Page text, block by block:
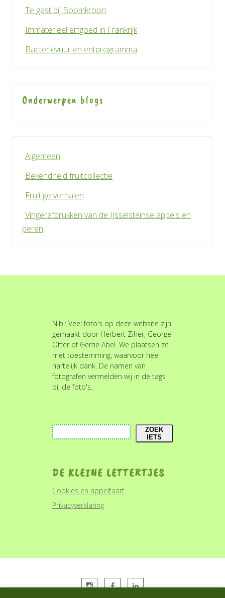
Te gast bij Boomkroon
Immaterieel erfgoed in Frankrijk
Bacterievuur en entprogramma
Onderwerpen blogs
Algemeen
Bekendheid fruitcollectie
Fruitige verhalen
Vingerafdrukken van de IJsselsteinse appels en
peren
N.b.: Veel foto's op deze website zijn
gemaakt door Herbert Ziher, George
Otter of Gerrie Abel. We plaatsen ze
met toestemming, waarvoor heel
hartelijk dank. De namen van
fotografen vermelden wij in de tags
bij de foto's.
Zoeken
ZOEK
IETS
DE KLEINE LETTERTJES
Cookies en appeltaart
Privacyverklaring